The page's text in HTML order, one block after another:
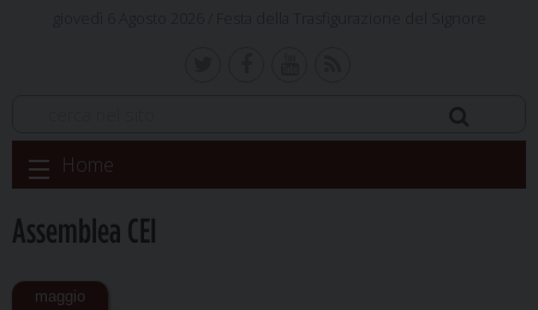
Skip
to
Home
Assemblea CEI